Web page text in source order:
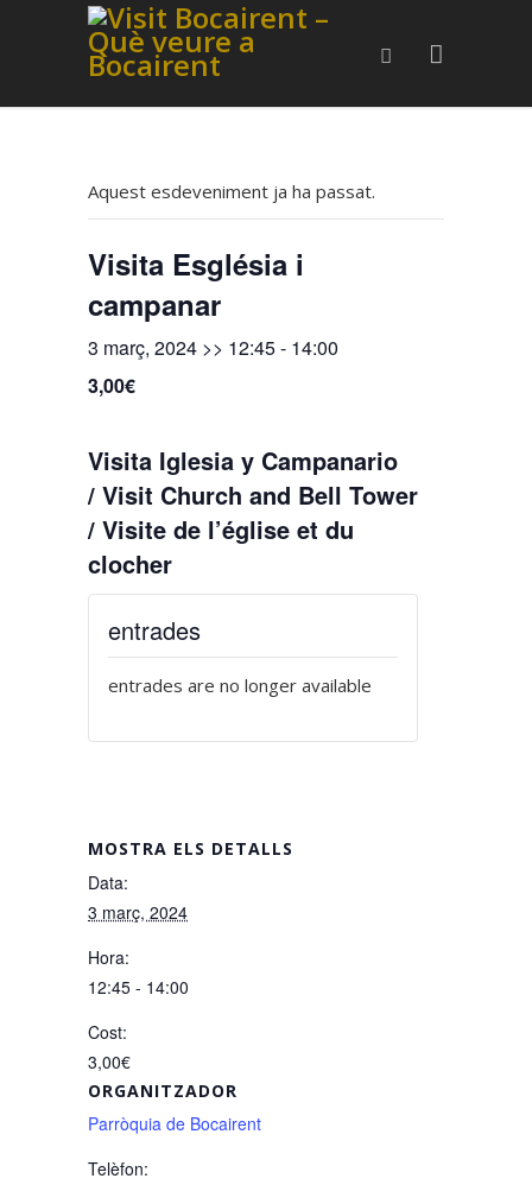
Aquest esdeveniment ja ha passat.
Visita Església i
campanar
3 març, 2024 >> 12:45- 14:00
3,00€
Visita Iglesia y Campanario
/ Visit Church and Bell Tower
/ Visite de l’église et du
clocher
MOSTRA ELS DETALLS
Data:
3 març, 2024
Hora:
12:45 - 14:00
Cost:
3,00€
ORGANITZADOR
Parròquia de Bocairent
Telèfon:
entrades
entrades are no longer available